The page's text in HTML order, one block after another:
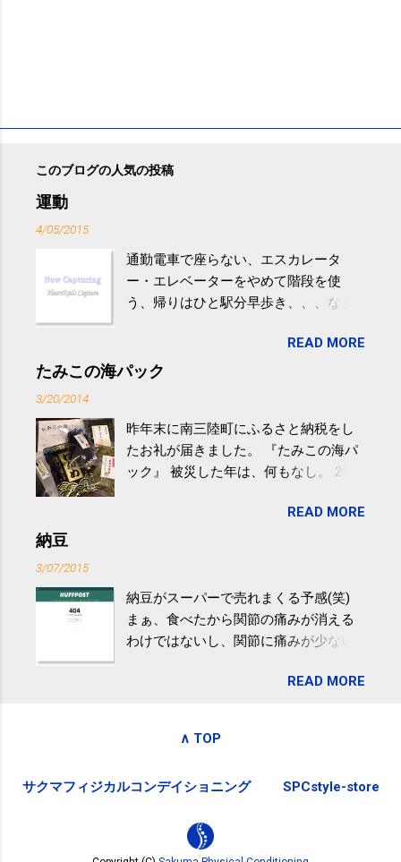
このブログの人気の投稿
運動
4/05/2015
通勤電車で座らない、エスカレータ
ー・エレベーターをやめて階段を使
う、帰りはひと駅分早歩き、、、など
やすい。 スポーツウェア・シューズで
するものだけが運動ではない。 食べ
けると改善する、との結果を筑波大の
研究チームが発表した。改善が期待で
きるのは、過度の飲酒が原因ではない
減らなくても効果があるという。 正田
波大「減量しなくても効果」 - ニュー
ス - アピタル（医療・健康）
READ MORE
たみこの海パック
3/20/2014
昨年末に南三陸町にふるさと納税をし
たお礼が届きました。 『たみこの海パ
ック』 被災した年は、何もなし。 2年
が『たみこの海パック』。 ボランティ
全く考えていなかったので、貰えると
少しづつ復興してる感が伝わってきて
嬉しいです。 あと、ふるさと納税が節
ですが、節税になるほど稼げていない
税務局｜ふるさと納税など個人住民税
READ MORE
納豆
3/07/2015
納豆がスーパーで売れまくる予感(笑)
まぁ、食べたから関節の痛みが消える
わけではないし、関節に痛みが少ない
ど。。 「関節の老化」は、「コンドロ
歳をピークにして、体内で作られる量
代の半分、60代ではそのさらに半分に
起こさないためには、食生活で「コン
ドロイチン」を補うことが大切。そし
READ MORE
∧ TOP
サクマフィジカルコンデイショニング SPCstyle-store